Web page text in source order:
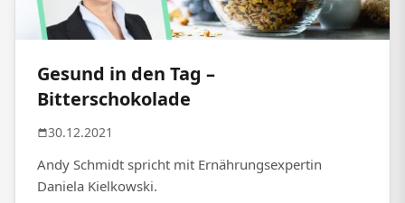
Gesund in den Tag –
Bitterschokolade
30.12.2021
Andy Schmidt spricht mit Ernährungsexpertin
Daniela Kielkowski.